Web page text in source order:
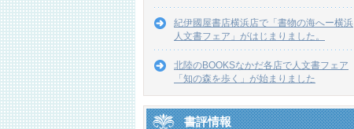
紀伊國屋書店横浜店で「書物の海へー横浜
人文書フェア」がはじまりました。
北陸のBOOKSなかだ各店で人文書フェア
「知の森を歩く」が始まりました
書評情報